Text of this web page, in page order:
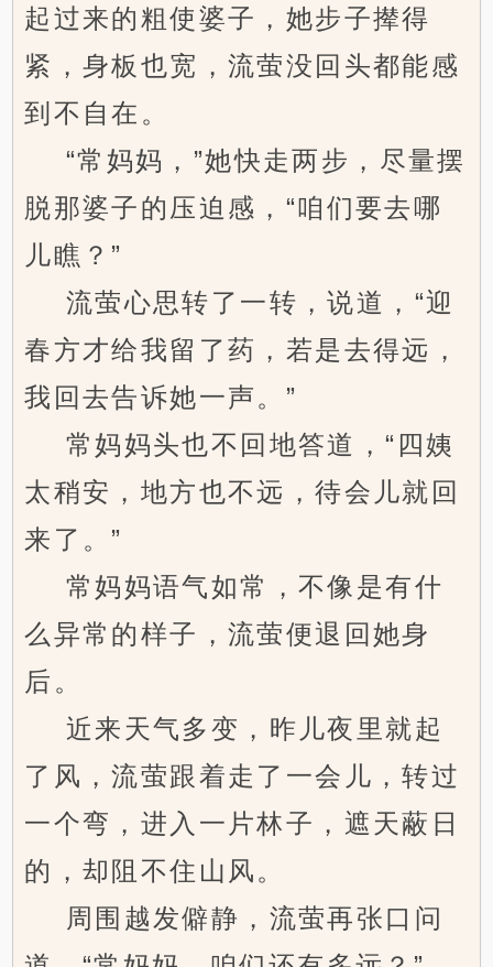
起过来的粗使婆子，她步子撵得
紧，身板也宽，流萤没回头都能感
到不自在。
“常妈妈，”她快走两步，尽量摆
脱那婆子的压迫感，“咱们要去哪
儿瞧？”
流萤心思转了一转，说道，“迎
春方才给我留了药，若是去得远，
我回去告诉她一声。”
常妈妈头也不回地答道，“四姨
太稍安，地方也不远，待会儿就回
来了。”
常妈妈语气如常，不像是有什
么异常的样子，流萤便退回她身
后。
近来天气多变，昨儿夜里就起
了风，流萤跟着走了一会儿，转过
一个弯，进入一片林子，遮天蔽日
的，却阻不住山风。
周围越发僻静，流萤再张口问